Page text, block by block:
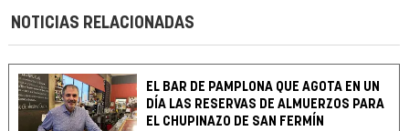
NOTICIAS RELACIONADAS
EL BAR DE PAMPLONA QUE AGOTA EN UN
DÍA LAS RESERVAS DE ALMUERZOS PARA
EL CHUPINAZO DE SAN FERMÍN